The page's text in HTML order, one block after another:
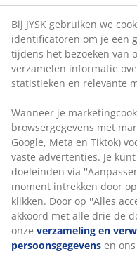
Specificaties
Beoordelingen
( 1)
Levering
Bij JYSK gebruiken we
identificatoren om je een
tijdens het bezoeken van
verzamelen informatie
statistieken en relevante
Wanneer je
browsergegevens met
Google, Meta en Tiktok)
vaste advertenties. Je
doeleinden via
moment intrekken door
klikken. Door op ''Alles
akkoord met alle drie de
onze verzameling en
persoonsgegevens en ons